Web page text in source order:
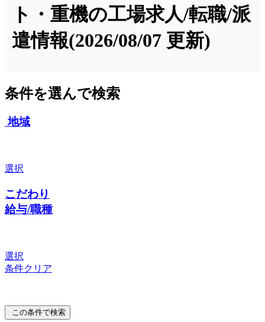
ト・重機の工場求人/転職/派
遣情報(2026/08/07 更新)
条件を選んで検索
地域
選択
こだわり
給与/職種
選択
条件クリア
この条件で検索